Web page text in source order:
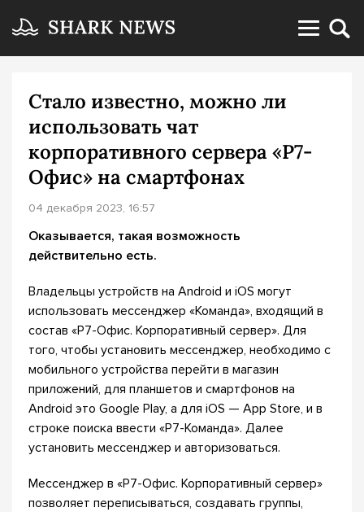
Стало известно, можно ли
использовать чат
корпоративного сервера «Р7-
Офис» на смартфонах
04 декабря 2023, 16:57
Оказывается, такая возможность
действительно есть.
Владельцы устройств на Android и iOS могут
использовать мессенджер «Команда», входящий в
состав «Р7-Офис. Корпоративный сервер». Для
того, чтобы установить мессенджер, необходимо с
мобильного устройства перейти в магазин
приложений, для планшетов и смартфонов на
Android это Google Play, а для iOS — App Store, и в
строке поиска ввести «Р7-Команда». Далее
установить мессенджер и авторизоваться.
Мессенджер в «Р7-Офис. Корпоративный сервер»
позволяет переписываться, создавать группы,